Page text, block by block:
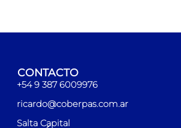
CONTACTO
+54 9 387 6009976
ricardo@coberpas.com.ar
Salta Capital